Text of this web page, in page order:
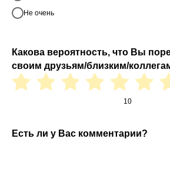
Не очень
Какова вероятность, что Вы
своим друзьям/близким/
10
Есть ли у Вас комментарии?